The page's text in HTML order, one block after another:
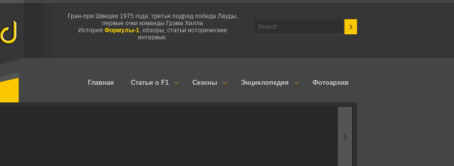
Гран-при Швеции 1975 года: третья подряд победа Лауды,
первые очки команды Грэма Хилла
История Формулы-1, обзоры, статьи исторические
интервью.
Главная Статьи о F1 Сезоны Энциклопедия Фотоархив